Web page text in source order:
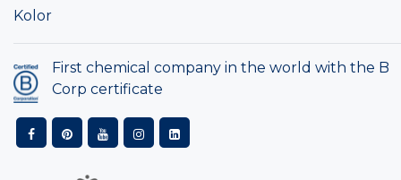
Kolor
First chemical company in the world with the B
Corp certificate